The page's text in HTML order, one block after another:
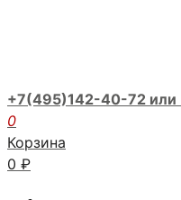
+7(495)142-40-72 или
0
Корзина
0 ₽